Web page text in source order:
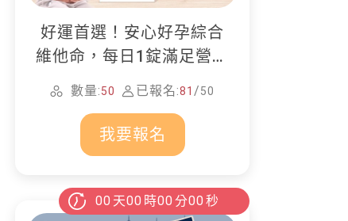
好運首選！安心好孕綜合
維他命，每日1錠滿足營養
所需
數量:50 已報名:81 /50
我要報名
00 天00 時00 分00 秒